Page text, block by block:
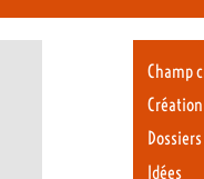
Champ
Création
Dossiers
Idées